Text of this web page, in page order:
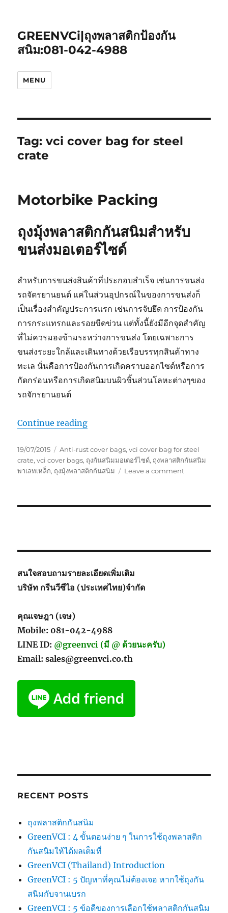
GREENVCi|ถุงพลาสติกป้องกัน
สนิม:081-042-4988
MENU
Tag:vci cover bag for steel
crate
Motorbike Packing
ถุงมุ้งพลาสติกกันสนิมสำหรับ
ขนส่งมอเตอร์ไซด์
สำหรับการขนส่งสินค้าที่ประกอบสำเร็จ เช่นการขนส่ง
รถจัดรยานยนต์ แค่ในส่วนอุปกรณ์ในของการขนส่งก็
เป็นเรื่องสำคัญประการแรก เช่นการจับยึด การป้องกัน
การกระแทรกและรอยขีดข่วน แต่ทั้งนี้ยังมีอีกจุดสำคัญ
ที่ไม่ควรมองข้ามระหว่างการขนส่ง โดยเฉพาะการ
ขนส่งระยะใกล้และเดินทางด้วยเรือบรรทุกสินค้าทาง
ทะเล นั่นคือการป้องกันการเกิดคราบออกไซด์หรือการ
กัดกร่อนหรือการเกิดสนิมบนผิวชิ้นส่วนโลหะต่างๆของ
รถจักรยานยนต์
Continue reading“Motorbike Packing”
Posted
on
19/07/2015 Tags
Anti-rust cover bags,vci cover bag for steel
crate,vci cover bags, ถุงกันสนิมมอเตอร์ไซด์, ถุงพลาสติกกันสนิม
พาเลทเหล็ก, ถุงมุ้งพลาสติกกันสนิม Leave a commenton
สนใจสอบถามรายละเอียดเพิ่มเติม
บริษัท กรีนวีซีไอ (ประเทศไทย)จำกัด
คุณเจษฎา (เจษ)
Mobile: 081-042-4988
LINE ID: @greenvci (มี @ ด้วยนะครับ)
Email: sales@greenvci.co.th
RECENT POSTS
ถุงพลาสติกกันสนิม
GreenVCI : 4 ขั้นตอนง่าย ๆ ในการใช้ถุงพลาสติก
กันสนิมให้ได้ผลเต็มที่
GreenVCI (Thailand) Introduction
GreenVCI : 5 ปัญหาที่คุณไม่ต้องเจอ หากใช้ถุงกัน
สนิมกับจานเบรก
GreenVCI : 5 ข้อดีของการเลือกใช้พลาสติกกันสนิม